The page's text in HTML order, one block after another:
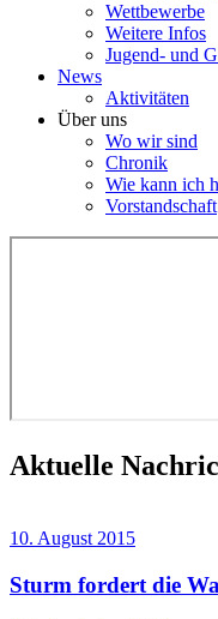
Wettbewerbe
Weitere Infos
Jugend- und
News
Aktivitäten
Über uns
Wo wir sind
Chronik
Wie kann ich
Vorstandschaft
Aktuelle
10. August 2015
Sturm fordert die